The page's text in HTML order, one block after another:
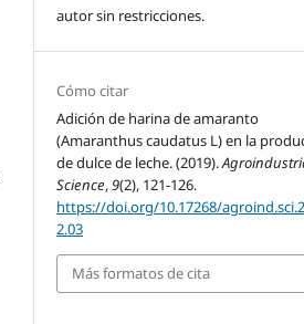
autor sin restricciones.
Cómo citar
Adición de harina de amaranto
(Amaranthus caudatus L) en la
de dulce de leche. (2019).
Science,9(2), 121-126.
https://doi.org/10.17268/
2.03
Más formatos de cita